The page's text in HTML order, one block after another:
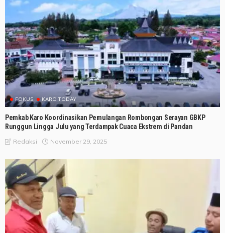
FOKUS KARO TODAY
Pemkab Karo Koordinasikan Pemulangan Rombongan Serayan GBKP
Runggun Lingga Julu yang Terdampak Cuaca Ekstrem di Pandan
Redaksi November 29, 2025